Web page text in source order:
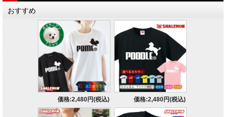
おすすめ
価格:2,480円(税込) 価格:2,480円(税込)